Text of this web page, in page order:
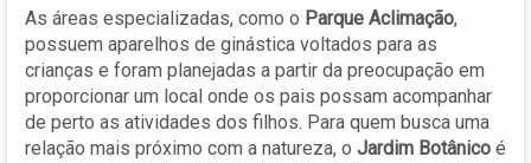
As áreas especializadas, como o Parque Aclimação,
possuem aparelhos de ginástica voltados para as
crianças e foram planejadas a partir da preocupação em
proporcionar um local onde os pais possam acompanhar
de perto as atividades dos filhos. Para quem busca uma
relação mais próximo com a natureza, o Jardim Botânico é